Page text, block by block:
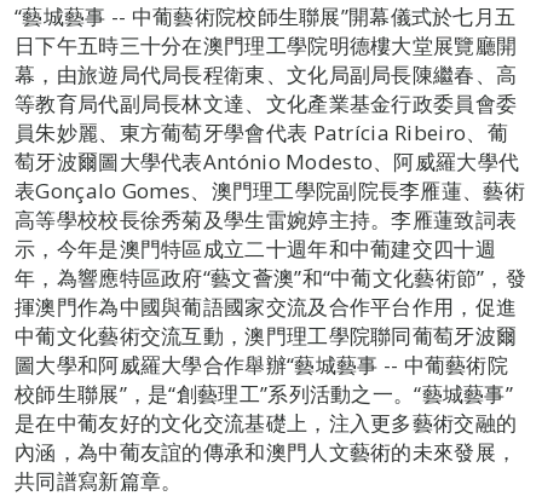
“藝城藝事 -- 中葡藝術院校師生聯展”開幕儀式於七月五
日下午五時三十分在澳門理工學院明德樓大堂展覽廳開
幕，由旅遊局代局長程衛東、文化局副局長陳繼春、高
等教育局代副局長林文達、文化產業基金行政委員會委
員朱妙麗、東方葡萄牙學會代表 Patrícia Ribeiro、葡
萄牙波爾圖大學代表António Modesto、阿威羅大學代
表Gonçalo Gomes、澳門理工學院副院長李雁蓮、藝術
高等學校校長徐秀菊及學生雷婉婷主持。李雁蓮致詞表
示，今年是澳門特區成立二十週年和中葡建交四十週
年，為響應特區政府“藝文薈澳”和“中葡文化藝術節”，發
揮澳門作為中國與葡語國家交流及合作平台作用，促進
中葡文化藝術交流互動，澳門理工學院聯同葡萄牙波爾
圖大學和阿威羅大學合作舉辦“藝城藝事 -- 中葡藝術院
校師生聯展”，是“創藝理工”系列活動之一。“藝城藝事”
是在中葡友好的文化交流基礎上，注入更多藝術交融的
內涵，為中葡友誼的傳承和澳門人文藝術的未來發展，
共同譜寫新篇章。